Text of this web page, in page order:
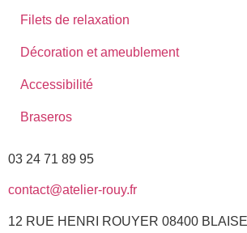
Filets de relaxation
Décoration et ameublement
Accessibilité
Braseros
03 24 71 89 95
contact@atelier-rouy.fr
12 RUE HENRI ROUYER 08400